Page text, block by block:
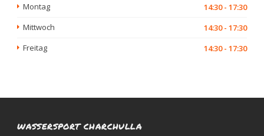
Montag
14:30 - 17:30
Mittwoch
14:30 - 17:30
Freitag
14:30 - 17:30
WASSERSPORT CHARCHULLA